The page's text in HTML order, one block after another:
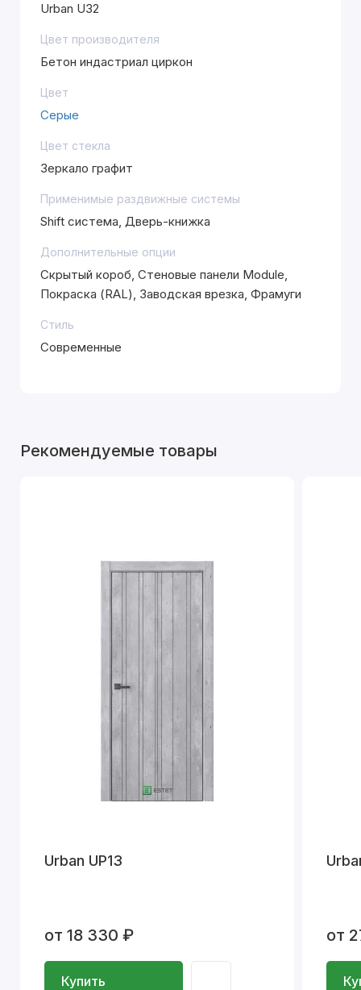
Urban U32
Цвет производителя
Бетон индастриал циркон
Цвет
Серые
Цвет стекла
Зеркало графит
Применимые раздвижные системы
Shift система, Дверь-книжка
Дополнительные опции
Скрытый короб, Стеновые панели Module,
Покраска (RAL), Заводская врезка, Фрамуги
Стиль
Современные
Рекомендуемые товары
Urban UP13
от 18 330 ₽
Купить
от